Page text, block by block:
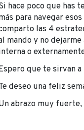
hace poco que has
para navegar
las 4
mando y no
o
que te sirvan
deseo una feliz
abrazo muy fuerte,